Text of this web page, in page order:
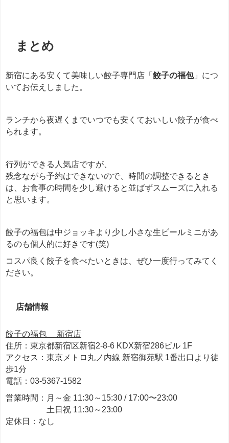
まとめ
新宿にある安くて美味しい餃子専門店「 餃子の福包」につ
いてお伝えしました。
ランチから夜遅くまでいつでも安くておいしい餃子が食べ
られます。
行列ができる人気店ですが、
残念ながら予約はできないので、時間の調整できるとき
は、お食事の時間を少し避けると並ばずスムーズに入れる
と思います。
餃子の福包は中ジョッキより少し小さな生ビールミニがあ
るのも個人的に好きです(笑)
コスパ良く餃子を食べたいときは、ぜひ一度行ってみてく
ださい。
店舗情報
餃子の福包 新宿店
住所：東京都新宿区新宿2-8-6 KDX新宿286ビル 1F
アクセス：東京メトロ丸ノ内線 新宿御苑駅 1番出口より徒
歩1分
電話：03-5367-1582
営業時間：月～金 11:30～15:30 / 17:00〜23:00
土日祝 11:30～23:00
定休日：なし